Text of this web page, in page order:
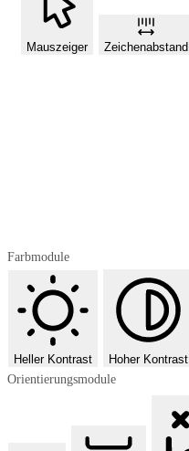
Mauszeiger Zeichenabstand
Farbmodule
Heller Kontrast Hoher Kontrast
Orientierungsmodule